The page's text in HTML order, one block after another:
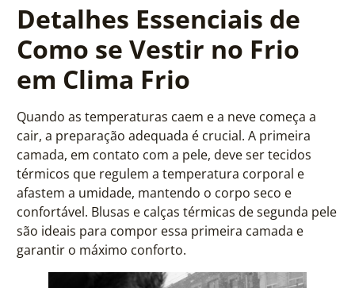
Detalhes Essenciais de
Como se Vestir no Frio
em Clima Frio
Quando as temperaturas caem e a neve começa a
cair, a preparação adequada é crucial. A primeira
camada, em contato com a pele, deve ser tecidos
térmicos que regulem a temperatura corporal e
afastem a umidade, mantendo o corpo seco e
confortável. Blusas e calças térmicas de segunda pele
são ideais para compor essa primeira camada e
garantir o máximo conforto.